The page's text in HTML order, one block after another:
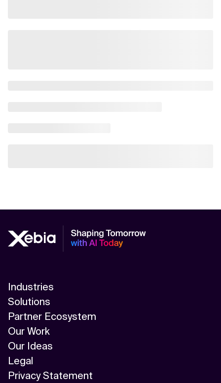
Industries
Solutions
Partner Ecosystem
Our Work
Our Ideas
Legal
Privacy Statement